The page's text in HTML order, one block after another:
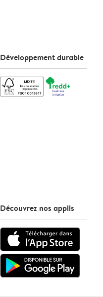
Développement durable
Découvrez nos applis